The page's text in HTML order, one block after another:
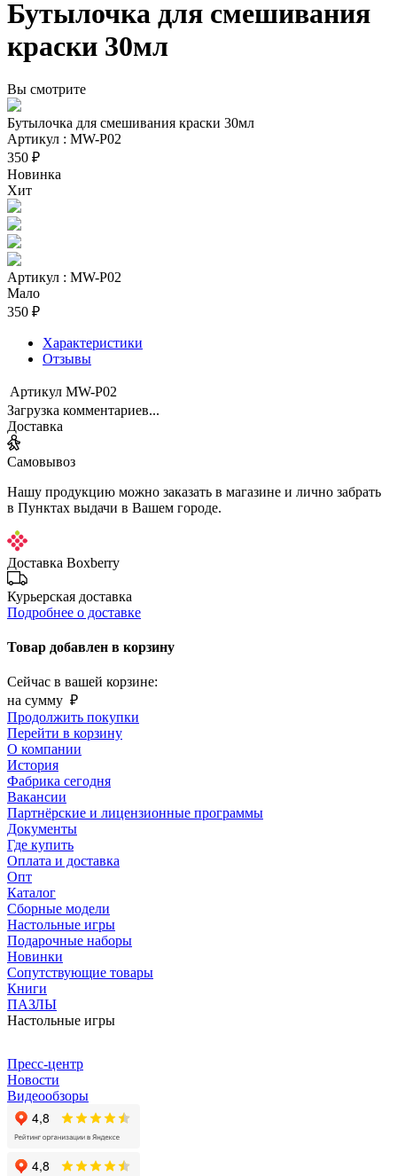
Бутылочка для смешивания
краски 30мл
Вы смотрите
Бутылочка для смешивания краски 30мл
Артикул : MW-P02
350 ₽
Новинка
Хит
Артикул : MW-P02
Мало
350 ₽
Характеристики
Отзывы
Артикул MW-P02
Загрузка комментариев...
Доставка
Самовывоз
Нашу продукцию можно заказать в магазине и лично забрать
в Пунктах выдачи в Вашем городе.
Доставка Boxberry
Курьерская доставка
Подробнее о доставке
Товар добавлен в корзину
Сейчас в вашей корзине:
на сумму ₽
Продолжить покупки
Перейти в корзину
О компании
История
Фабрика сегодня
Вакансии
Партнёрские и лицензионные программы
Документы
Где купить
Оплата и доставка
Опт
Каталог
Сборные модели
Настольные игры
Подарочные наборы
Новинки
Сопутствующие товары
Книги
ПАЗЛЫ
Настольные игры
Пресс-центр
Новости
Видеообзоры